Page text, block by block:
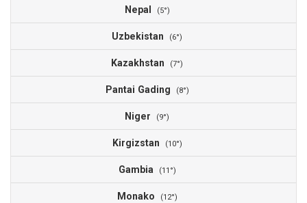
Nepal (5°)
Uzbekistan (6°)
Kazakhstan (7°)
Pantai Gading (8°)
Niger (9°)
Kirgizstan (10°)
Gambia (11°)
Monako (12°)